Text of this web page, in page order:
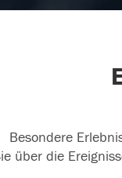
Besondere
über die